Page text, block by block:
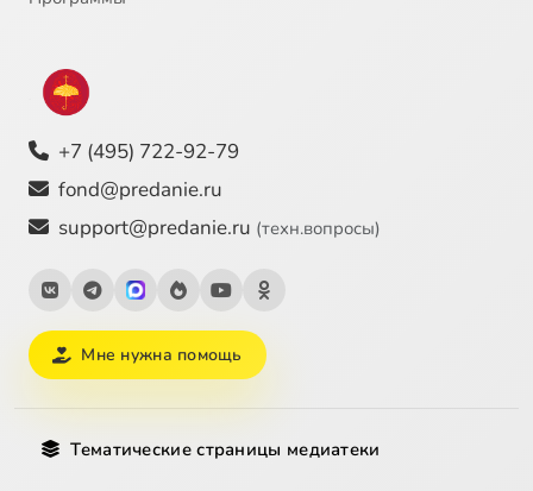
+7 (495) 722-92-79
fond@predanie.ru
support@predanie.ru (техн.вопросы)
Мне нужна помощь
Тематические страницы медиатеки